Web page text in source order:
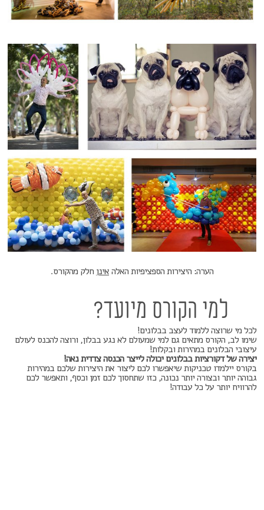
הערה: היצירות הספציפיות האלהאינן חלק מהקורס.
למי הקורס מיועד?
לכל מי שרוצה ללמוד לעצב בבלונים!
שימו לב, הקורס מתאים גם למי שמעולם לא נגע בבלון, ורוצה להכנס לעולם
עיצובי הבלונים במהירות ובקלות!
יצירה של דקורציות בבלונים יכולה לייצר הכנסה צדדית נאה!
בקורס יילמדו טכניקות שיאפשרו לכם ליצור את היצירות שלכם במהירות
גבוהה יותר ובצורה יותר נכונה, כזו שתחסוך לכם זמן וכסף, ותאפשר לכם
להרוויח יותר על כל עבודה!